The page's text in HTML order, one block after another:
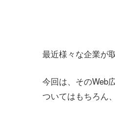
最近様々な企業が
今回は、そのWeb
ついてはもちろん